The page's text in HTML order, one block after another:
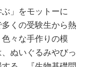
ぶ」をモットーに
くの受験生から熱
々な手作りの模
ぬいぐるみやびっ